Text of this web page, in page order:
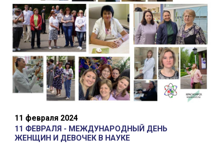
11 февраля 2024
11 ФЕВРАЛЯ - МЕЖДУНАРОДНЫЙ ДЕНЬ
ЖЕНЩИН И ДЕВОЧЕК В НАУКЕ